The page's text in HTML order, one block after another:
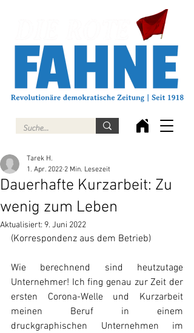
Dauerhafte Kurzarbeit: Zu
wenig zum Leben
Tarek H.
1. Apr. 2022 2 Min. Lesezeit
Aktualisiert: 9. Juni 2022
(Korrespondenz aus dem Betrieb)
Wie berechnend sind heutzutage
Unternehmer! Ich fing genau zur Zeit der
ersten Corona-Welle und Kurzarbeit
meinen Beruf in einem
druckgraphischen Unternehmen im